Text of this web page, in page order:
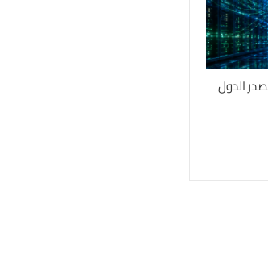
الدول